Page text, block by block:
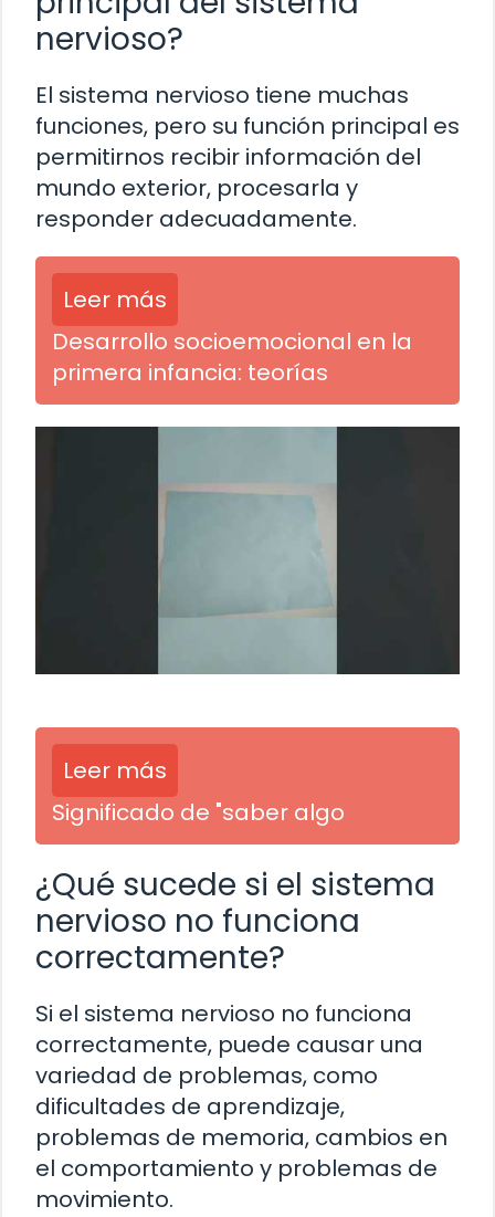
nervioso?
El sistema nervioso tiene muchas
funciones, pero su función principal es
permitirnos recibir información del
mundo exterior, procesarla y
responder adecuadamente.
Leer más
Desarrollo socioemocional en la
primera infancia: teorías
Leer más
Significado de "saber algo
¿Qué sucede si el sistema
nervioso no funciona
correctamente?
Si el sistema nervioso no funciona
correctamente, puede causar una
variedad de problemas, como
dificultades de aprendizaje,
problemas de memoria, cambios en
el comportamiento y problemas de
movimiento.